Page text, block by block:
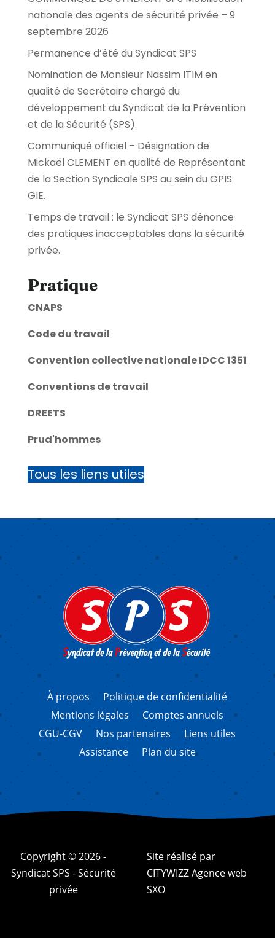
nationale des agents de sécurité privée – 9
septembre 2026
Permanence d’été du Syndicat SPS
Nomination de Monsieur Nassim ITIM en
qualité de Secrétaire chargé du
développement du Syndicat de la Prévention
et de la Sécurité (SPS).
Communiqué officiel – Désignation de
Mickaël CLEMENT en qualité de Représentant
de la Section Syndicale SPS au sein du GPIS
GIE.
Temps de travail : le Syndicat SPS dénonce
des pratiques inacceptables dans la sécurité
privée.
Pratique
CNAPS
Code du travail
Convention collective nationale IDCC 1351
Conventions de travail
DREETS
Prud'hommes
Tous les liens utiles
À propos
Politique de confidentialité
Mentions légales
Comptes annuels
CGU-CGV
Nos partenaires
Liens utiles
Assistance
Plan du site
Copyright © 2026 -
Syndicat SPS - Sécurité
privée
Site réalisé par
CITYWIZZ Agence web
SXO